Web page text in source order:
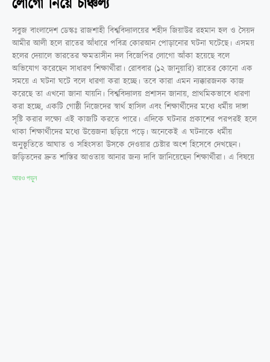
লোগো নিয়ে চাঞ্চল্য
সবুজ বাংলাদেশ ডেস্কঃ রাজশাহী বিশ্ববিদ্যালয়ের শহীদ জিয়াউর রহমান হল ও সৈয়দ
আমীর আলী হলে রাতের আঁধারে পবিত্র কোরআন পোড়ানোর ঘটনা ঘটেছে। এসময়
হলের দেয়ালে ভারতের ক্ষমতাসীন দল বিজেপির লোগো আঁকা হয়েছে বলে
অভিযোগ করেছেন সাধারণ শিক্ষার্থীরা। রোববার (১২ জানুয়ারি) রাতের কোনো এক
সময়ে এ ঘটনা ঘটে বলে ধারণা করা হচ্ছে। তবে কারা এমন ন্যক্কারজনক কাজ
করেছে তা এখনো জানা যায়নি। বিশ্ববিদ্যালয় প্রশাসন জানায়, প্রাথমিকভাবে ধারণা
করা হচ্ছে, একটি গোষ্ঠী নিজেদের স্বার্থ হাসিল এবং শিক্ষার্থীদের মধ্যে ধর্মীয় দাঙ্গা
সৃষ্টি করার লক্ষ্যে এই কাজটি করতে পারে। এদিকে ঘটনার প্রকাশের পরপরই হলে
থাকা শিক্ষার্থীদের মধ্যে উত্তেজনা ছড়িয়ে পড়ে। অনেকেই এ ঘটনাকে ধর্মীয়
অনুভূতিতে আঘাত ও সহিংসতা উসকে দেওয়ার চেষ্টার অংশ হিসেবে দেখছেন।
জড়িতদের দ্রুত শাস্তির আওতায় আনার জন্য দাবি জানিয়েছেন শিক্ষার্থীরা। এ বিষয়ে
আরও পড়ুন